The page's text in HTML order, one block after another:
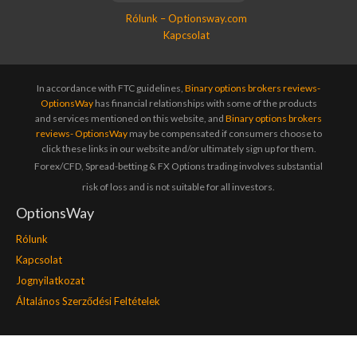
Rólunk – Optionsway.com
Kapcsolat
In accordance with FTC guidelines, Binary options brokers reviews-
OptionsWayhas financial relationships with some of the products
and services mentioned on this website, and Binary options brokers
reviews- OptionsWaymay be compensated if consumers choose to
click these links in our website and/or ultimately sign up for them.
Forex/CFD, Spread-betting & FX Options trading involves substantial
risk of loss and is not suitable for all investors.
OptionsWay
Rólunk
Kapcsolat
Jognyilatkozat
Általános Szerződési Feltételek